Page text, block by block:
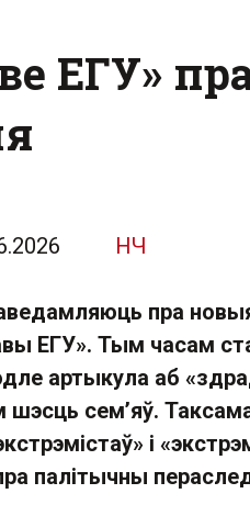
ЕГУ»
НЧ
пра
ЕГУ». Тым часам
артыкула аб
шэсць сем’яў.
і
палітычны